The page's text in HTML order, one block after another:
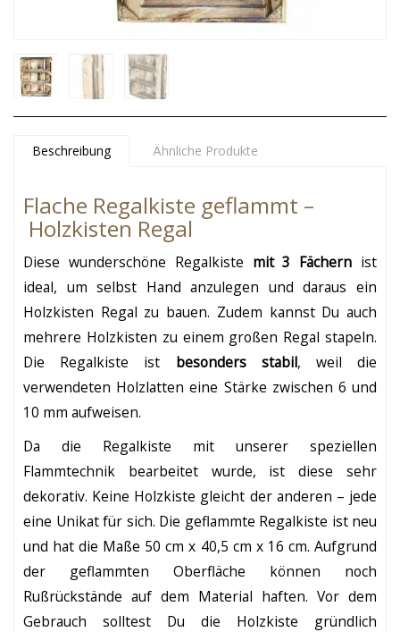
Beschreibung Ähnliche Produkte
Flache Regalkiste geflammt –
Holzkisten Regal
Diese wunderschöne Regalkiste mit 3 Fächern ist
ideal, um selbst Hand anzulegen und daraus ein
Holzkisten Regal zu bauen. Zudem kannst Du auch
mehrere Holzkisten zu einem großen Regal stapeln.
Die Regalkiste ist besonders stabil, weil die
verwendeten Holzlatten eine Stärke zwischen 6 und
10 mm aufweisen.
Da die Regalkiste mit unserer speziellen
Flammtechnik bearbeitet wurde, ist diese sehr
dekorativ. Keine Holzkiste gleicht der anderen – jede
eine Unikat für sich. Die geflammte Regalkiste ist neu
und hat die Maße 50 cm x 40,5 cm x 16 cm. Aufgrund
der geflammten Oberfläche können noch
Rußrückstände auf dem Material haften. Vor dem
Gebrauch solltest Du die Holzkiste gründlich